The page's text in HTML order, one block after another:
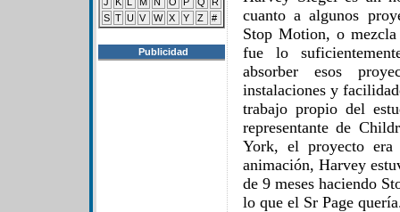
S T U V W X Y Z #
Publicidad
cuanto a algunos
Stop Motion, o
fue lo
absorber esos
instalaciones y
trabajo propio del
representante de
York, el proyecto
animación, Harvey
de 9 meses haciendo
lo que el Sr Page